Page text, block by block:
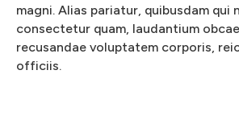
magni. Alias pariatur, quibusdam qui
consectetur quam, laudantium
recusandae voluptatem corporis,
officiis.